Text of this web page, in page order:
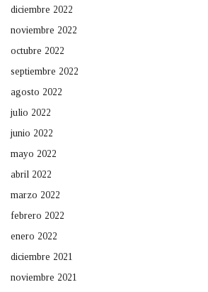
diciembre 2022
noviembre 2022
octubre 2022
septiembre 2022
agosto 2022
julio 2022
junio 2022
mayo 2022
abril 2022
marzo 2022
febrero 2022
enero 2022
diciembre 2021
noviembre 2021